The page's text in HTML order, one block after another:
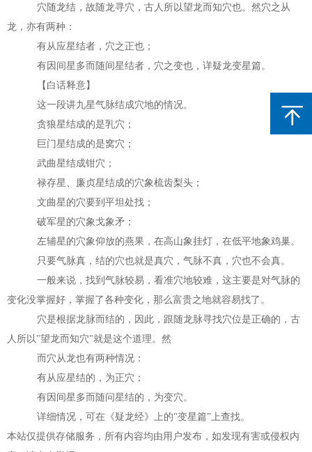
穴随龙结，故随龙寻穴，古人所以望龙而知穴也。然穴之从
龙，亦有两种：
有从应星结者，穴之正也；
有因间星多而随间星结者，穴之变也，详疑龙变星篇。
【白话释意】
这一段讲九星气脉结成穴地的情况。
贪狼星结成的是乳穴；
巨门星结成的是窝穴；
武曲星结成钳穴；
禄存星、廉贞星结成的穴象梳齿梨头；
文曲星的穴要到平坦处找；
破军星的穴象戈象矛；
左辅星的穴象仰放的燕果，在高山象挂灯，在低平地象鸡巢。
只要气脉真，结的穴也就是真穴，气脉不真，穴也不会真。
一般来说，找到气脉较易，看准穴地较难，这主要是对气脉的
变化没掌握好，掌握了各种变化，那么富贵之地就容易找了。
穴是根据龙脉而结的，因此，跟随龙脉寻找穴位是正确的，古
人所以"望龙而知穴"就是这个道理。然
而穴从龙也有两种情况：
有从应星结的，为正穴；
有因间星多而随问星结的，为变穴。
详细情况，可在《疑龙经》上的"变星篇”上查找。
本站仅提供存储服务，所有内容均由用户发布，如发现有害或侵权内